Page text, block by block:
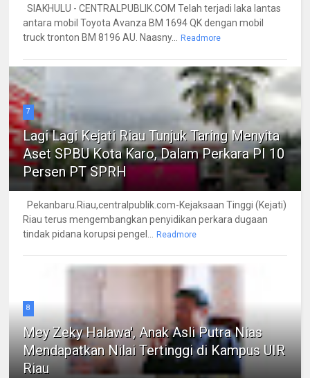
SIAKHULU - CENTRALPUBLIK.COM Telah terjadi laka lantas
antara mobil Toyota Avanza BM 1694 QK dengan mobil
truck tronton BM 8196 AU. Naasny... Readmore
7
Lagi Lagi Kejati Riau Tunjuk Taring Menyita
Aset SPBU Kota Karo, Dalam Perkara PI 10
Persen PT SPRH
Pekanbaru.Riau,centralpublik.com-Kejaksaan Tinggi (Kejati)
Riau terus mengembangkan penyidikan perkara dugaan
tindak pidana korupsi pengel... Readmore
8
Mey Zeky Halawa', Anak Asli Putra Nias
Mendapatkan Nilai Tertinggi di Kampus UIR
Riau